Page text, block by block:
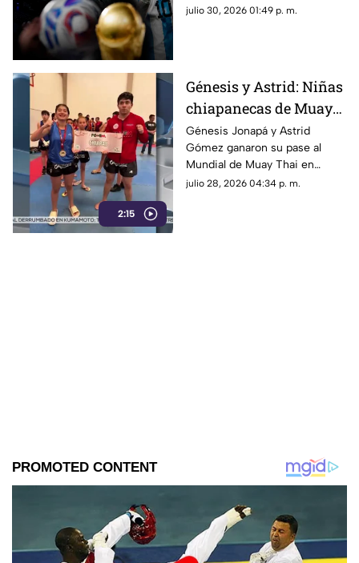
Mundial de la FIFA
Embolo durante el partido
julio 30, 2026 01:49 p. m.
2:15
Génesis y Astrid: Niñas
chiapanecas de Muay
Thai buscan apoyo
para representar a
México en Grecia
Génesis Jonapá y Astrid
Gómez ganaron su pase al
Mundial de Muay Thai en
Grecia; buscan patrocinadores
julio 28, 2026 04:34 p. m.